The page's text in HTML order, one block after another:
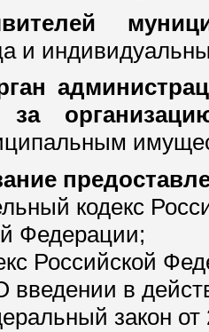
и
за
кодекс
Федерации;
Российской
в
закон